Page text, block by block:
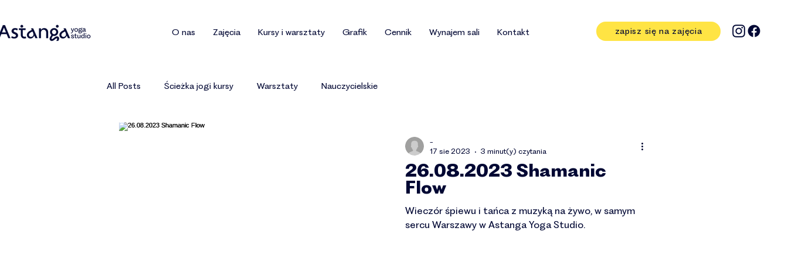
O nas Zajęcia Kursy i warsztaty Grafik Cennik Wynajem sali Kontakt zapisz się na zajęcia
All Posts Ścieżka jogi kursy Warsztaty Nauczycielskie
26.08.2023 Shamanic
Flow
Wieczór śpiewu i tańca z muzyką na żywo, w samym
sercu Warszawy w Astanga Yoga Studio.
-
17 sie 2023
3 minut(y) czytania